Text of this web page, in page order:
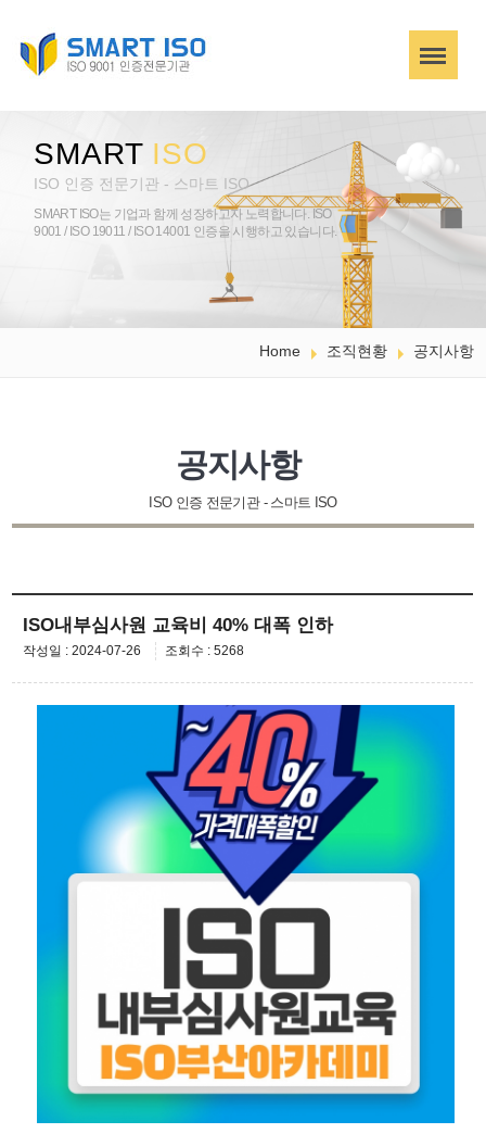
SMART ISO
ISO 인증 전문기관 - 스마트 ISO
SMART ISO는 기업과 함께 성장하고자 노력합니다. ISO
9001 / ISO 19011 / ISO 14001 인증을 시행하고 있습니다.
Home 조직현황 공지사항
공지사항
ISO 인증 전문기관 - 스마트 ISO
ISO내부심사원 교육비 40% 대폭 인하
작성일 : 2024-07-26 조회수 : 5268